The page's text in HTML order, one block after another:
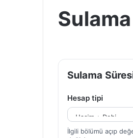
Sulama
Hesap tipi
İlgili bölümü açıp